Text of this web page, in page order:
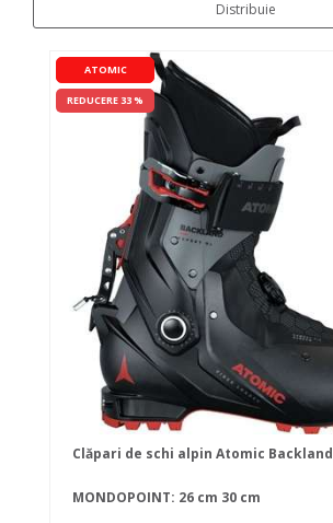
Distribuie
ATOMIC
REDUCERE 33 %
Clăpari de schi alpin Atomic Backland
MONDOPOINT: 26 cm 30 cm